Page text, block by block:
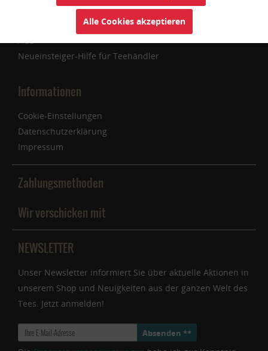
Zahlungsarten
Widerrufsbelehrung & Rücksendung
AGB
Neueinsteiger-Hilfe für Teehändler
Informationen
Cookie-Einstellungen
Datenschutzerklärung
Impressum
Zahlungsmethoden
Wir verschicken mit
NEWSLETTER
Unser Newsletter informiert Sie über aktuelle Aktionen in
unserem Shop und Neuigkeiten aus der ganzen Welt des
Tees. Jetzt anmelden!
Absenden **
Personalisierung Inaktiv
Alle Cookies akzeptieren